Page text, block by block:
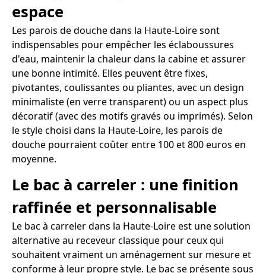
espace
Les parois de douche dans la Haute-Loire sont
indispensables pour empêcher les éclaboussures
d'eau, maintenir la chaleur dans la cabine et assurer
une bonne intimité. Elles peuvent être fixes,
pivotantes, coulissantes ou pliantes, avec un design
minimaliste (en verre transparent) ou un aspect plus
décoratif (avec des motifs gravés ou imprimés). Selon
le style choisi dans la Haute-Loire, les parois de
douche pourraient coûter entre 100 et 800 euros en
moyenne.
Le bac à carreler : une finition
raffinée et personnalisable
Le bac à carreler dans la Haute-Loire est une solution
alternative au receveur classique pour ceux qui
souhaitent vraiment un aménagement sur mesure et
conforme à leur propre style. Le bac se présente sous